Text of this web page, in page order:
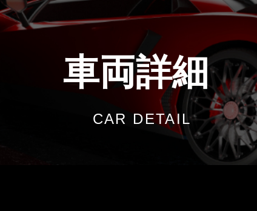
車両詳細
CAR DETAIL